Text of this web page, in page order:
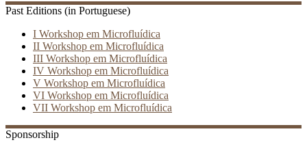
Past Editions (in Portuguese)
I Workshop em Microfluídica
II Workshop em Microfluídica
III Workshop em Microfluídica
IV Workshop em Microfluídica
V Workshop em Microfluídica
VI Workshop em Microfluídica
VII Workshop em Microfluídica
Sponsorship